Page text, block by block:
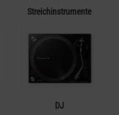
Streichinstrumente
DJ